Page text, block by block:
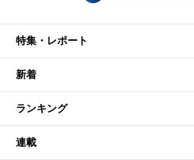
特集・レポート
新着
ランキング
連載